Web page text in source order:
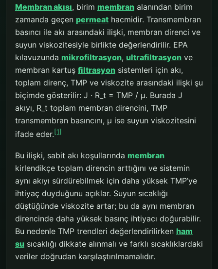
Membran akısı, birim membran alanından birim
zamanda geçen permeat hacmidir. Transmembran
basıncı ile akı arasındaki ilişki, membran direnci ve
suyun viskozitesiyle birlikte değerlendirilir. EPA
kılavuzunda mikrofiltrasyon, ultrafiltrasyon ve
membran kartuş filtrasyon sistemleri için akı,
toplam direnç, TMP ve viskozite arasındaki ilişki şu
biçimde gösterilir: J · R_t = TMP / μ. Burada J
akıyı, R_t toplam membran direncini, TMP
transmembran basıncını, μ ise suyun viskozitesini
ifade eder.[1]
Bu ilişki, sabit akı koşullarında membran
kirlendikçe toplam direncin arttığını ve sistemin
aynı akıyı sürdürebilmek için daha yüksek TMP’ye
ihtiyaç duyduğunu açıklar. Suyun sıcaklığı
düştüğünde viskozite artar; bu da aynı membran
direncinde daha yüksek basınç ihtiyacı doğurabilir.
Bu nedenle TMP trendleri değerlendirilirken ham
su sıcaklığı dikkate alınmalı ve farklı sıcaklıklardaki
veriler doğrudan karşılaştırılmamalıdır.